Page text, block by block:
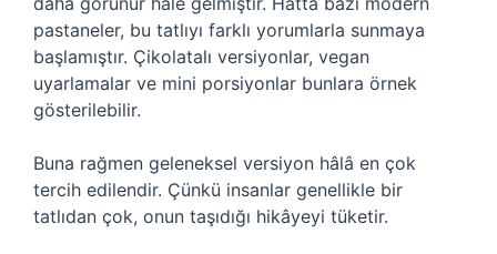
pastaneler, bu tatlıyı farklı yorumlarla sunmaya
başlamıştır. Çikolatalı versiyonlar, vegan
uyarlamalar ve mini porsiyonlar bunlara örnek
gösterilebilir.
Buna rağmen geleneksel versiyon hâlâ en çok
tercih edilendir. Çünkü insanlar genellikle bir
tatlıdan çok, onun taşıdığı hikâyeyi tüketir.